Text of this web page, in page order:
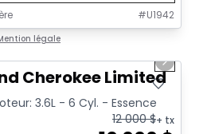
#U1942
légale
Next
Cherokee Limited
3.6L - 6 Cyl. - Essence
12 000$+ tx